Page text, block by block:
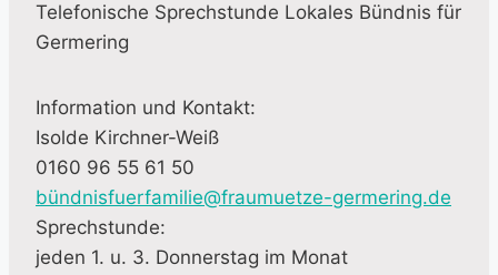
Telefonische Sprechstunde Lokales Bündnis für
Germering
Information und Kontakt:
Isolde Kirchner-Weiß
0160 96 55 61 50
bündnisfuerfamilie@fraumuetze-germering.de
Sprechstunde:
jeden 1. u. 3. Donnerstag im Monat